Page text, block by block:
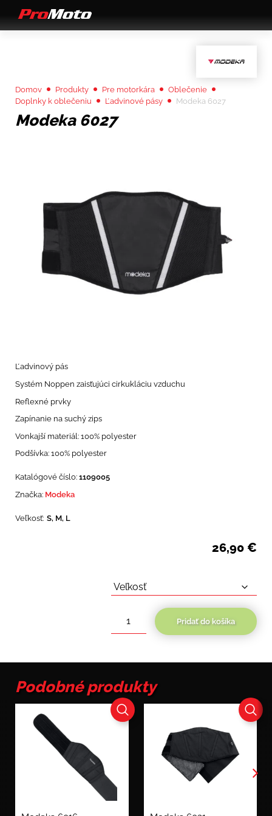
Domov Produkty Pre motorkára
Oblečenie
Doplnky k oblečeniu
Ľadvinové pásy Modeka 6027
Modeka 6027
Ľadvinový pás
Systém Noppen zaisťujúci cirkukláciu vzduchu
Reflexné prvky
Zapínanie na suchý zips
Vonkajší materiál: 100% polyester
Podšívka: 100% polyester
Katalógové číslo: 1109005
Značka: Modeka
Veľkosť: S, M, L
26,90 €
množstvo
Pridať do košíka
Podobné produkty